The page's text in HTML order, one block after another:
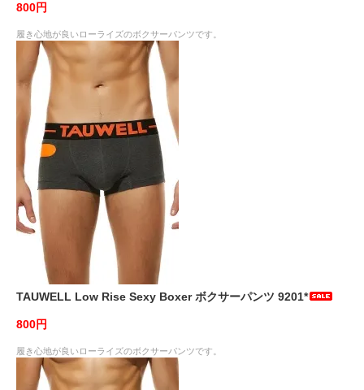
800円
履き心地が良いローライズのボクサーパンツです。
TAUWELL Low Rise Sexy Boxer ボクサーパンツ 9201*
800円
履き心地が良いローライズのボクサーパンツです。